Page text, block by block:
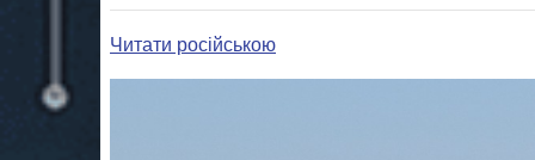
Читати російською